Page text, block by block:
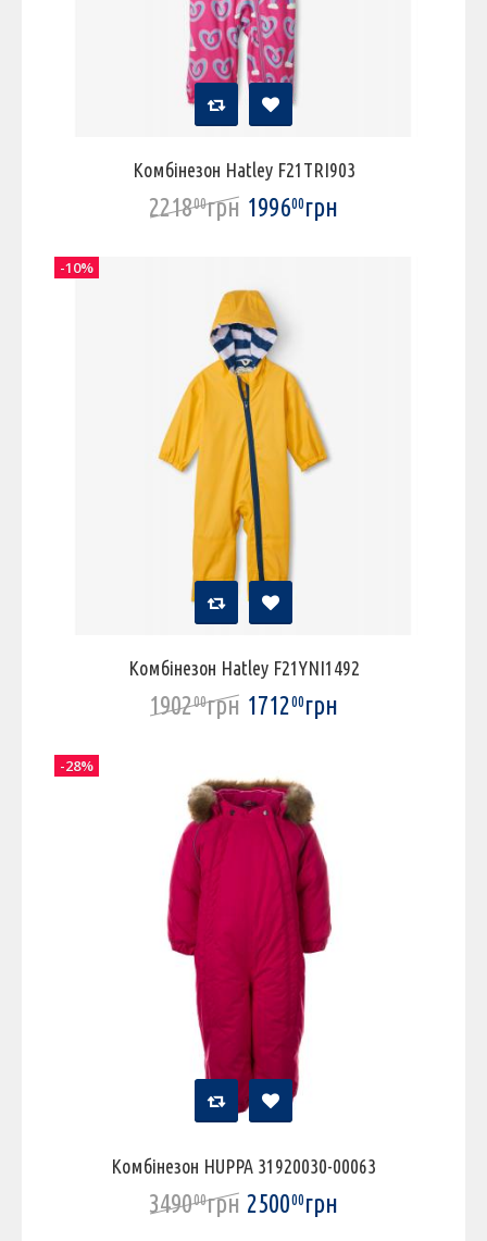
Комбінезон Hatley F21TRI903
221800грн 199600грн
Комбінезон Hatley F21YNI1492
190200грн 171200грн
-10%
Комбінезон HUPPA 31920030-00063
349000грн 250000грн
-28%